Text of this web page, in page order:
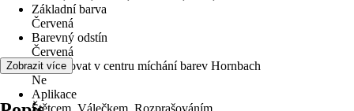
Základní barva
Červená
Barevný odstín
Červená
Lze tónovat v centru míchání barev Hornbach
Ne
Aplikace
Štětcem, Válečkem, Rozprašováním
Zobrazit více